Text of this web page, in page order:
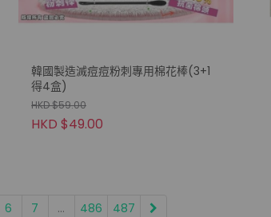
韓國製造滅痘痘粉刺專用棉花棒(3+1
得4盒)
HKD $59.00
HKD $49.00
6 7 ... 486 487